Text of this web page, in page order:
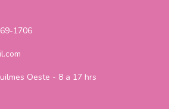
1706
Oeste - 8 a 17 hrs